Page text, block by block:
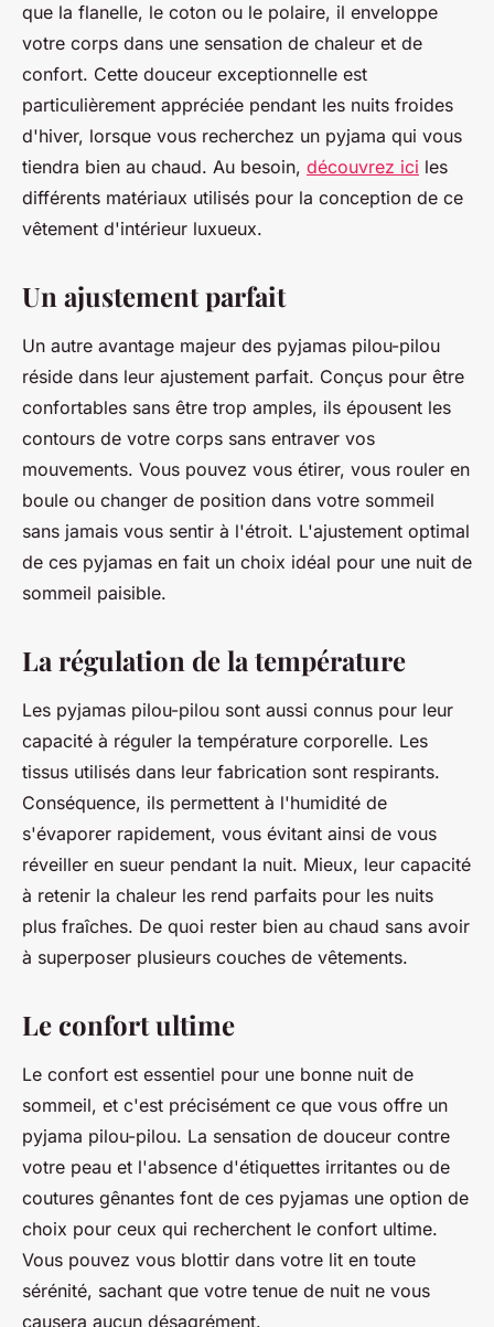
que la flanelle, le coton ou le polaire, il enveloppe
votre corps dans une sensation de chaleur et de
confort. Cette douceur exceptionnelle est
particulièrement appréciée pendant les nuits froides
d'hiver, lorsque vous recherchez un pyjama qui vous
tiendra bien au chaud. Au besoin, découvrez ici les
différents matériaux utilisés pour la conception de ce
vêtement d'intérieur luxueux.
Un ajustement parfait
Un autre avantage majeur des pyjamas pilou-pilou
réside dans leur ajustement parfait. Conçus pour être
confortables sans être trop amples, ils épousent les
contours de votre corps sans entraver vos
mouvements. Vous pouvez vous étirer, vous rouler en
boule ou changer de position dans votre sommeil
sans jamais vous sentir à l'étroit. L'ajustement optimal
de ces pyjamas en fait un choix idéal pour une nuit de
sommeil paisible.
La régulation de la température
Les pyjamas pilou-pilou sont aussi connus pour leur
capacité à réguler la température corporelle. Les
tissus utilisés dans leur fabrication sont respirants.
Conséquence, ils permettent à l'humidité de
s'évaporer rapidement, vous évitant ainsi de vous
réveiller en sueur pendant la nuit. Mieux, leur capacité
à retenir la chaleur les rend parfaits pour les nuits
plus fraîches. De quoi rester bien au chaud sans avoir
à superposer plusieurs couches de vêtements.
Le confort ultime
Le confort est essentiel pour une bonne nuit de
sommeil, et c'est précisément ce que vous offre un
pyjama pilou-pilou. La sensation de douceur contre
votre peau et l'absence d'étiquettes irritantes ou de
coutures gênantes font de ces pyjamas une option de
choix pour ceux qui recherchent le confort ultime.
Vous pouvez vous blottir dans votre lit en toute
sérénité, sachant que votre tenue de nuit ne vous
causera aucun désagrément.